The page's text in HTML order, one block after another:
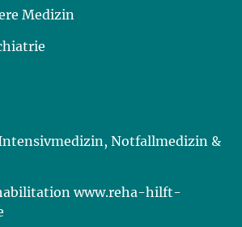
Medizin
Notfallmedizin &
www.reha-hilft-